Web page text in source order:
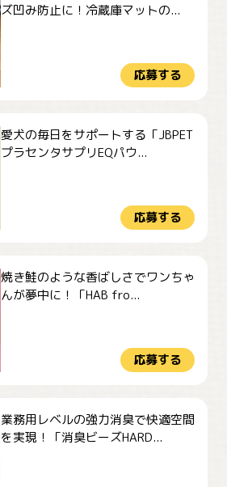
ズ凹み防止に！冷蔵庫マットの...
応募する
愛犬の毎日をサポートする「JBPET
プラセンタサプリEQパウ...
応募する
焼き鮭のような香ばしさでワンちゃ
んが夢中に！「HAB fro...
応募する
業務用レベルの強力消臭で快適空間
を実現！「消臭ビーズHARD...